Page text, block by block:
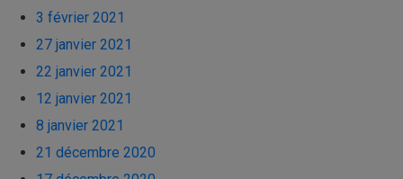
3 février 2021
27 janvier 2021
22 janvier 2021
12 janvier 2021
8 janvier 2021
21 décembre 2020